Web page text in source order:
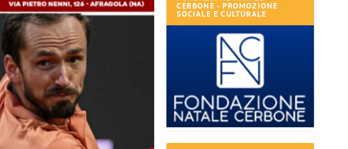
CERBONE - PROMOZIONE
SOCIALE E CULTURALE